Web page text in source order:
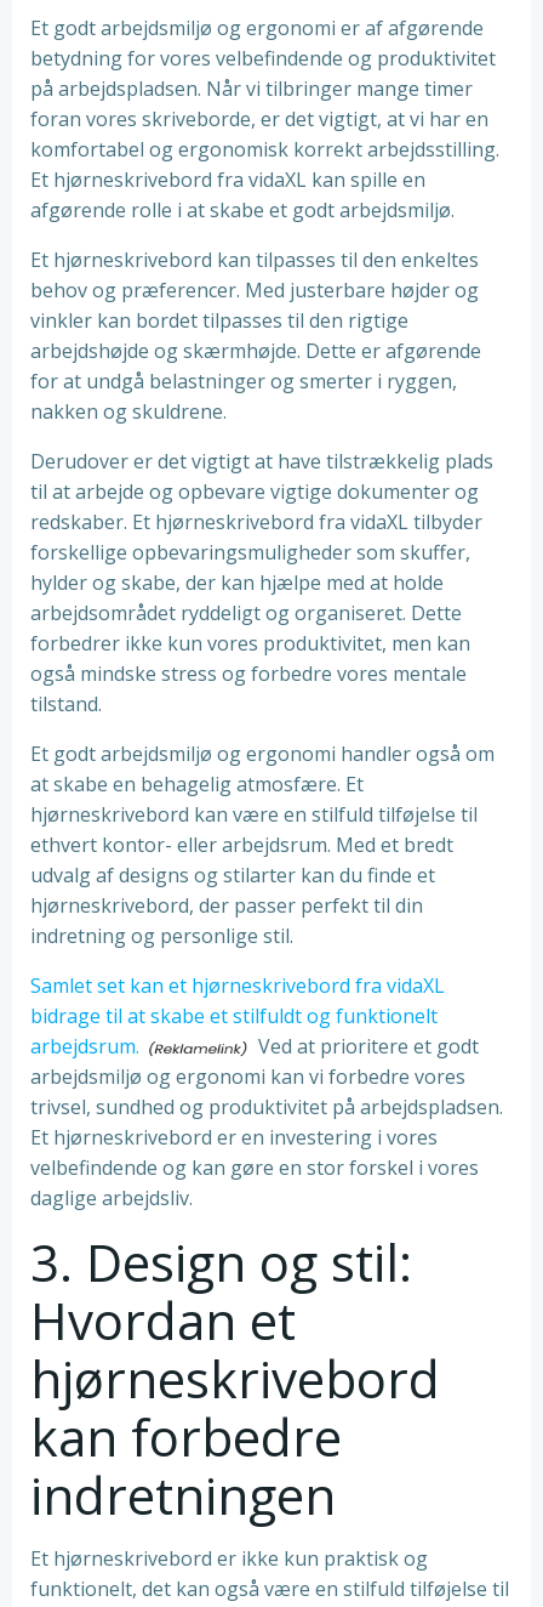
Et godt arbejdsmiljø og ergonomi er af afgørende
betydning for vores velbefindende og produktivitet
på arbejdspladsen. Når vi tilbringer mange timer
foran vores skriveborde, er det vigtigt, at vi har en
komfortabel og ergonomisk korrekt arbejdsstilling.
Et hjørneskrivebord fra vidaXL kan spille en
afgørende rolle i at skabe et godt arbejdsmiljø.
Et hjørneskrivebord kan tilpasses til den enkeltes
behov og præferencer. Med justerbare højder og
vinkler kan bordet tilpasses til den rigtige
arbejdshøjde og skærmhøjde. Dette er afgørende
for at undgå belastninger og smerter i ryggen,
nakken og skuldrene.
Derudover er det vigtigt at have tilstrækkelig plads
til at arbejde og opbevare vigtige dokumenter og
redskaber. Et hjørneskrivebord fra vidaXL tilbyder
forskellige opbevaringsmuligheder som skuffer,
hylder og skabe, der kan hjælpe med at holde
arbejdsområdet ryddeligt og organiseret. Dette
forbedrer ikke kun vores produktivitet, men kan
også mindske stress og forbedre vores mentale
tilstand.
Et godt arbejdsmiljø og ergonomi handler også om
at skabe en behagelig atmosfære. Et
hjørneskrivebord kan være en stilfuld tilføjelse til
ethvert kontor- eller arbejdsrum. Med et bredt
udvalg af designs og stilarter kan du finde et
hjørneskrivebord, der passer perfekt til din
indretning og personlige stil.
Samlet set kan et hjørneskrivebord fra vidaXL
bidrage til at skabe et stilfuldt og funktionelt
arbejdsrum.
Ved at prioritere et godt
arbejdsmiljø og ergonomi kan vi forbedre vores
trivsel, sundhed og produktivitet på arbejdspladsen.
Et hjørneskrivebord er en investering i vores
velbefindende og kan gøre en stor forskel i vores
daglige arbejdsliv.
3. Design og stil:
Hvordan et
hjørneskrivebord
kan forbedre
indretningen
Et hjørneskrivebord er ikke kun praktisk og
funktionelt, det kan også være en stilfuld tilføjelse til